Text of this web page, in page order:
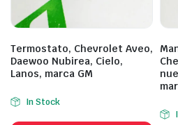
Termostato, Chevrolet Aveo,
Daewoo Nubirea, Cielo,
Lanos, marca GM
In Stock